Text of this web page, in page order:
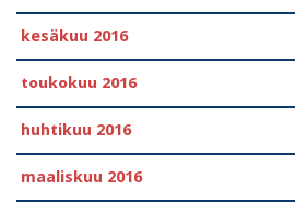
kesäkuu 2016
toukokuu 2016
huhtikuu 2016
maaliskuu 2016